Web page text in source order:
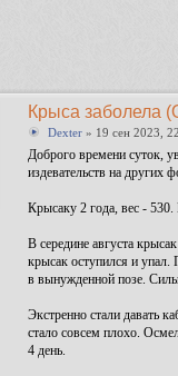
Крыса заболела
Dexter » 19 сен 2023,
Доброго времени суток,
издевательств на других
Крысаку 2 года, вес - 530.
В середине августа
крысак оступился и упал.
в вынужденной позе.
Экстренно стали давать
стало совсем плохо.
4 день.